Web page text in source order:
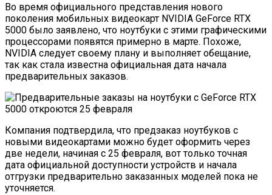
Во время официального представления нового
поколения мобильных видеокарт NVIDIA GeForce RTX
5000 было заявлено, что ноутбуки с этими графическими
процессорами появятся примерно в марте. Похоже,
NVIDIA следует своему плану и выполняет обещание,
так как стала известна официальная дата начала
предварительных заказов.
Компания подтвердила, что предзаказ ноутбуков с
новыми видеокартами можно будет оформить через
две недели, начиная с 25 февраля, вот только точная
дата официальной доступности устройств и начала
отгрузки предварительно заказанных моделей пока не
уточняется.